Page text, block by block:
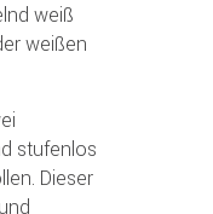
weiß
weißen
stufenlos
Dieser